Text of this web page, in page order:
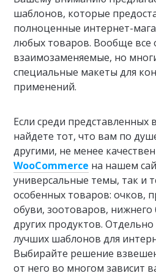
шаблонов, которые
полноценные интернет-
любых товаров. Вообще все
взаимозаменяемые, но
специальные макеты для
применений.
Если среди представленных
найдете тот, что вам по
другими, не менее
WooCommerce на нашем
универсальные темы, так и
особенных товаров: очков,
обуви, зоотоваров,
других продуктов.
лучших шаблонов для
Выбирайте решение
от него во многом зависит